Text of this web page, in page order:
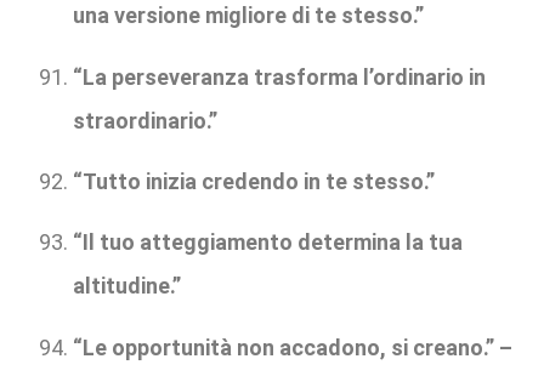
una versione migliore di te stesso.”
“La perseveranza trasforma l’ordinario in
straordinario.”
“Tutto inizia credendo in te stesso.”
“Il tuo atteggiamento determina la tua
altitudine.”
“Le opportunità non accadono, si creano.” –